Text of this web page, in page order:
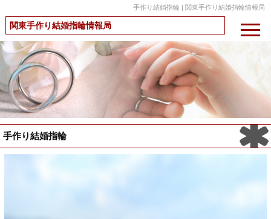
手作り結婚指輪 | 関東手作り結婚指輪情報局
関東手作り結婚指輪情報局
手作り結婚指輪